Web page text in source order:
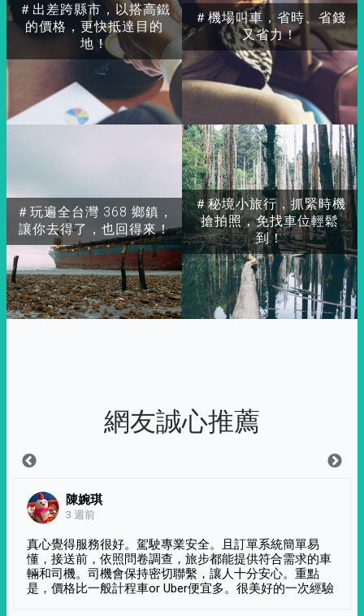
＃出差跨縣市，以搭高鐵
的價格，更快抵達目的
地！
＃玩遍全台灣 368 鄉鎮，
讓你去得了，也回得來！
＃秘境小旅行，抓緊時機
搶拍照，免找車位輕鬆
到！
＃機場叫車，省時、省錢
又省力！
網友誠心推薦
陳婉琪
3 週前
真心覺得服務很好。駕駛專業安全。且訂單系統簡單易
懂，接送前，依照問卷調查，旅步都能提供符合需求的車
輛和司機。司機會保持密切聯繫，讓人十分安心。重點
是，價格比一般計程車or Uber便宜多。很美好的一次經驗